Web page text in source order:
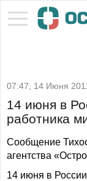
07:47, 14 Июня
14 июня в
работника
Сообщение
агентства
14 июня в